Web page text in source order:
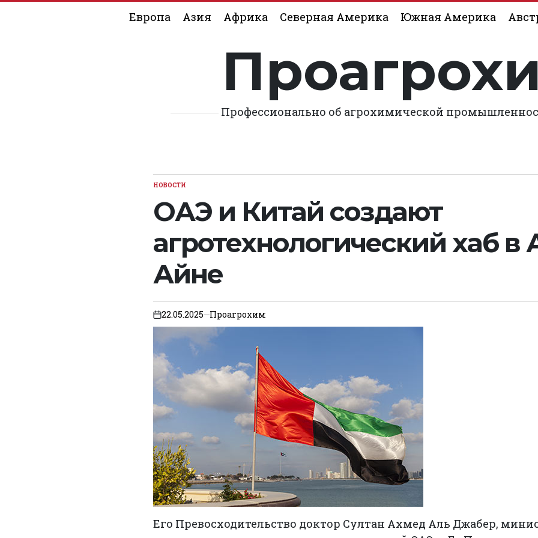
Европа Азия Африка Северная Америка Южная Америка
Профессионально об агрохимической
POSTED
НОВОСТИ
ОАЭ и Китай создают
агротехнологический хаб в
Айне
on22.05.2025 Проагрохим
Его Превосходительство доктор Султан Ахмед Аль Джабер,